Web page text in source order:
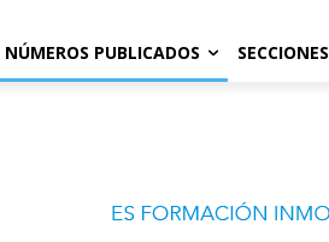
NÚMEROS PUBLICADOS SECCIONES